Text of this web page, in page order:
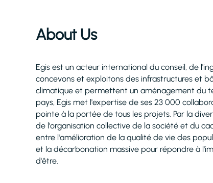
About Us
Egis est un acteur international du conseil, de
concevons et exploitons des infrastructures et
climatique et permettent un aménagement du
pays, Egis met l'expertise de ses 23 000
pointe à la portée de tous les projets. Par la
de l'organisation collective de la société et du
entre l'amélioration de la qualité de vie des
et la décarbonation massive pour répondre à
d'être.